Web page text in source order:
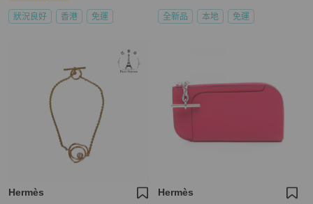
狀況良好 香港 免運 全新品 本地 免運
Hermès Hermès